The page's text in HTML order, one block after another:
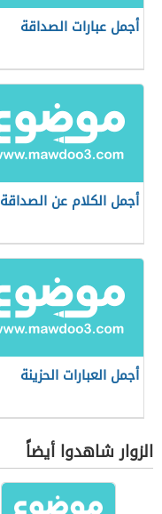
أجمل عبارات الصداقة
أجمل الكلام عن الصداقة
أجمل العبارات الحزينة
الزوار شاهدوا أيضاً